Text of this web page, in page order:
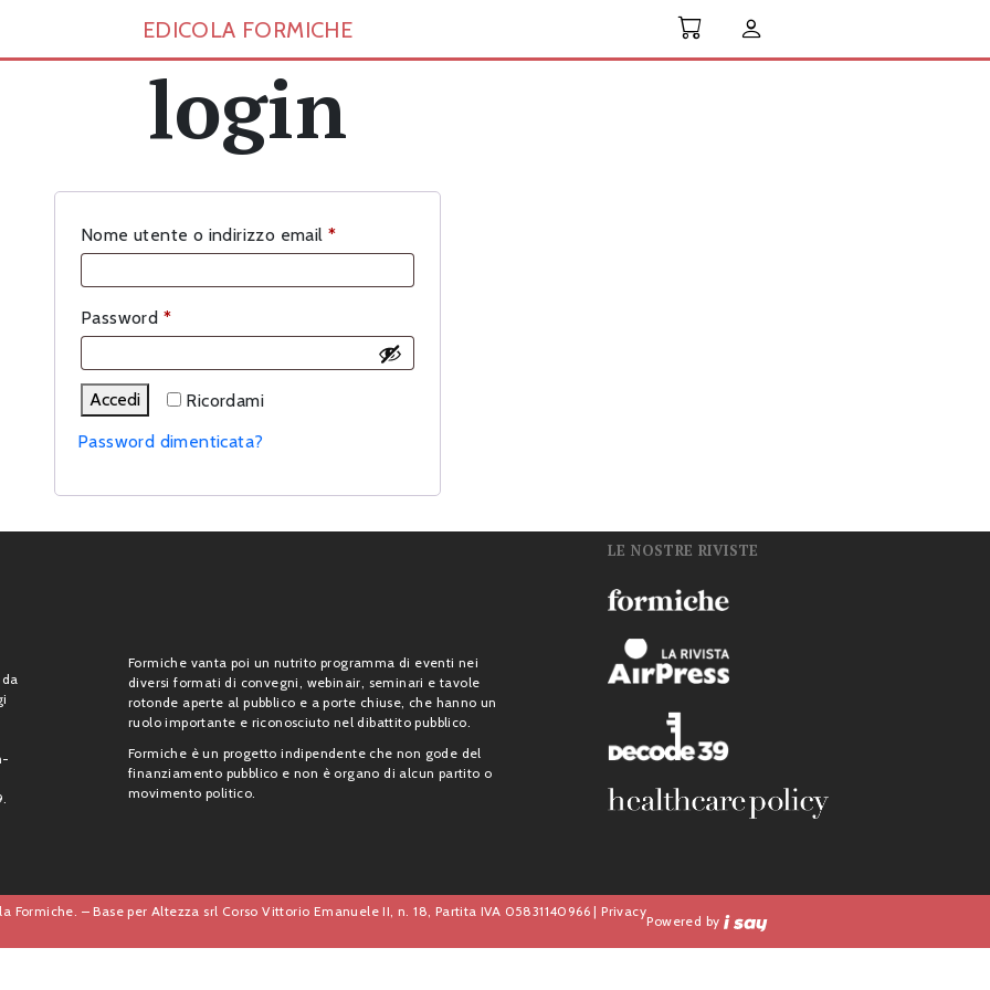
EDICOLA FORMICHE
login
Nome utente o indirizzo email *Richiesto
Password *Richiesto
Ricordami
Accedi
Password dimenticata?
Formiche vanta poi un nutrito programma di eventi nei
diversi formati di convegni, webinair, seminari e tavole
rotonde aperte al pubblico e a porte chiuse, che hanno un
ruolo importante e riconosciuto nel dibattito pubblico.
Formiche è un progetto indipendente che non gode del
finanziamento pubblico e non è organo di alcun partito o
movimento politico.
LE NOSTRE RIVISTE
Formiche. – Base per Altezza srl Corso Vittorio Emanuele II, n. 18, Partita IVA 05831140966 |Privacy
Powered by